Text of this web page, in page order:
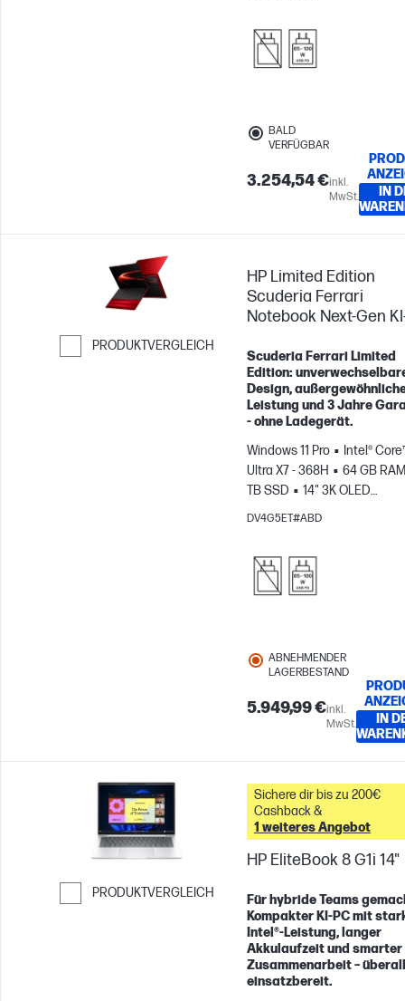
BALD
VERFÜGBAR
3.254,54 €inkl.
MwSt.
IN
PRODUKTVERGLEICH
Weiter zum Vergleichen
HP Limited Edition
Scuderia Ferrari
Notebook Next‑Gen
Scuderia Ferrari Limited
Edition:
Design,
Leistung und 3 Jahre
- ohne Ladegerät.
Windows 11 Pro
Intel®
Ultra X7 - 368H
64 GB RAM
TB SSD
14" 3K OLED
Touchscreen, 120Hz
DV4G5ET#ABD
ABNEHMENDER
LAGERBESTAND
5.949,99 €inkl.
MwSt.
IN
PRODUKTVERGLEICH
Weiter zum Vergleichen
Sichere dir bis zu 200€
Cashback &
1 weiteres Angebot
HP EliteBook 8 G1i 14"
Für hybride Teams
Kompakter KI-PC mit
Intel®-Leistung, langer
Akkulaufzeit und smarter
Zusammenarbeit – überall
einsatzbereit.